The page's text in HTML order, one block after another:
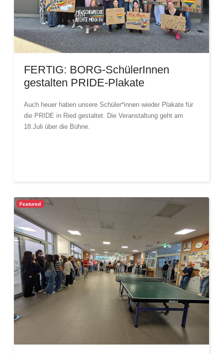
FERTIG: BORG-SchülerInnen
gestalten PRIDE-Plakate
Auch heuer haben unsere Schüler*innen wieder Plakate für
die PRIDE in Ried gestaltet. Die Veranstaltung geht am
18.Juli über die Bühne.
Featured